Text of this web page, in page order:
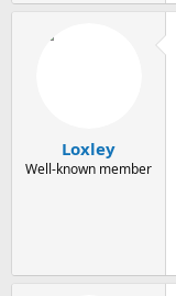
Loxley
Well-known member